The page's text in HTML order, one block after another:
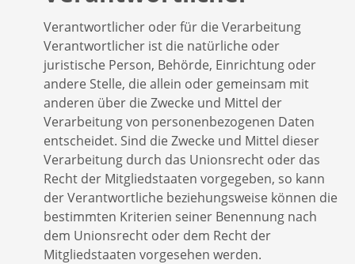
Verantwortlicher oder für die Verarbeitung
Verantwortlicher ist die natürliche oder
juristische Person, Behörde, Einrichtung oder
andere Stelle, die allein oder gemeinsam mit
anderen über die Zwecke und Mittel der
Verarbeitung von personenbezogenen Daten
entscheidet. Sind die Zwecke und Mittel dieser
Verarbeitung durch das Unionsrecht oder das
Recht der Mitgliedstaaten vorgegeben, so kann
der Verantwortliche beziehungsweise können die
bestimmten Kriterien seiner Benennung nach
dem Unionsrecht oder dem Recht der
Mitgliedstaaten vorgesehen werden.